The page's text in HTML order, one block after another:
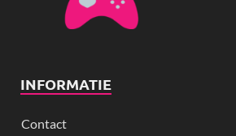
INFORMATIE
Contact